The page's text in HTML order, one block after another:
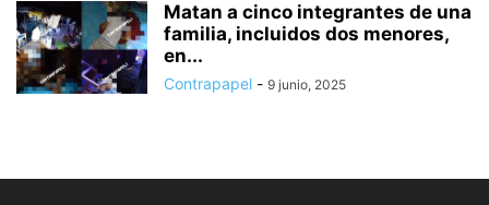
Matan a cinco integrantes de una
familia, incluidos dos menores,
en...
Contrapapel - 9 junio, 2025